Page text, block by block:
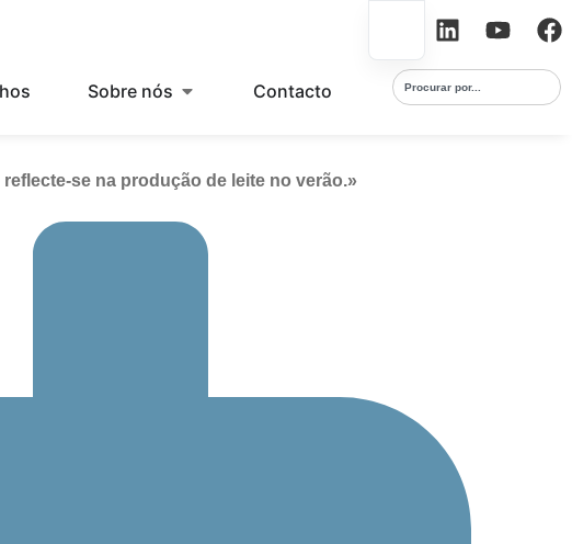
Sobre nós Contacto
se na produção de leite no verão.»